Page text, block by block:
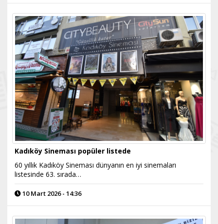
Kadıköy Sineması popüler listede
60 yıllık Kadıköy Sineması dünyanın en iyi sinemaları
listesinde 63. sırada…
10 Mart 2026 - 14:36